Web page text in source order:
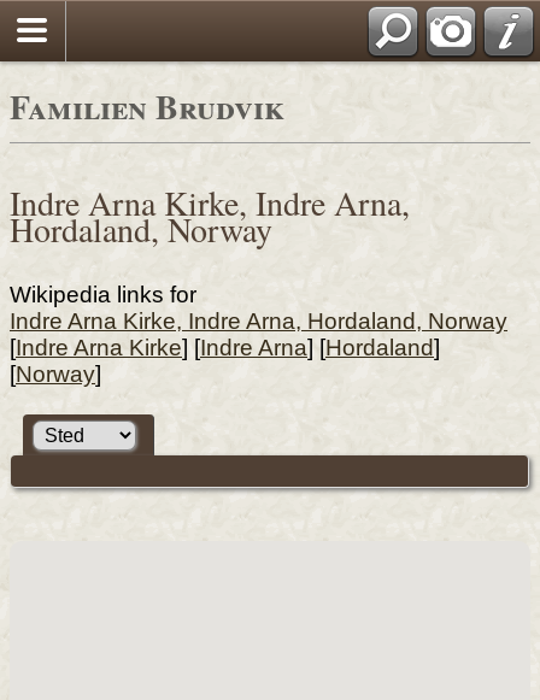
Familien Brudvik
Indre Arna Kirke, Indre Arna,
Hordaland, Norway
Wikipedia links for
Indre Arna Kirke, Indre Arna, Hordaland, Norway
[Indre Arna Kirke] [Indre Arna] [Hordaland]
[Norway]